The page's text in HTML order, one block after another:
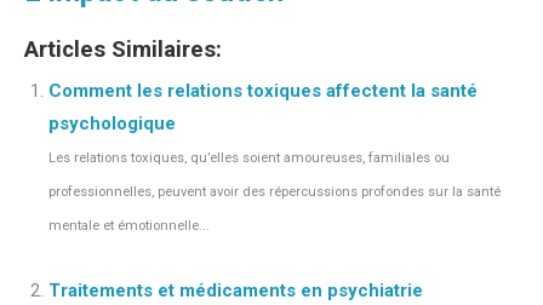
Articles Similaires:
Comment les relations toxiques affectent la santé
psychologique
Les relations toxiques, qu’elles soient amoureuses, familiales ou
professionnelles, peuvent avoir des répercussions profondes sur la santé
mentale et émotionnelle...
Traitements et médicaments en psychiatrie